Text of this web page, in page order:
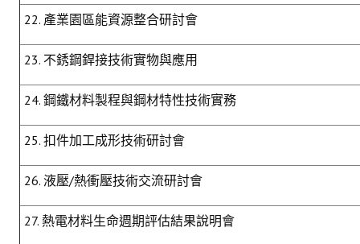
22. 產業園區能資源整合研討會
23. 不銹鋼銲接技術實物與應用
24. 鋼鐵材料製程與鋼材特性技術實務
25. 扣件加工成形技術研討會
26. 液壓/熱衝壓技術交流研討會
27. 熱電材料生命週期評估結果說明會